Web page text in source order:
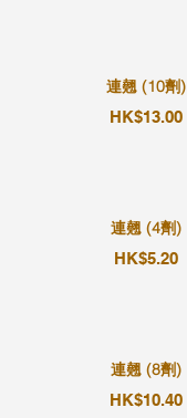
連翹 (10劑)
HK$13.00
連翹 (4劑)
HK$5.20
連翹 (8劑)
HK$10.40